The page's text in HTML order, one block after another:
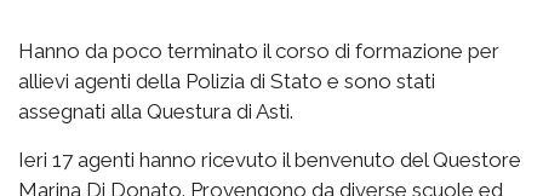
Hanno da poco terminato il corso di formazione per
allievi agenti della Polizia di Stato e sono stati
assegnati alla Questura di Asti.
Ieri 17 agenti hanno ricevuto il benvenuto del Questore
Marina Di Donato. Provengono da diverse scuole ed